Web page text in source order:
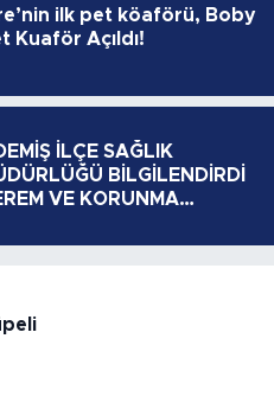
ilk pet köaförü, Boby
Kuaför Açıldı!
İLÇE SAĞLIK
BİLGİLENDİRDİ
VE KORUNMA